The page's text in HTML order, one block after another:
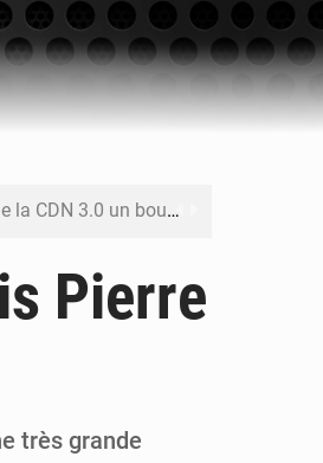
un bouclier économique
mandature 2026-2030
Pierre
très grande